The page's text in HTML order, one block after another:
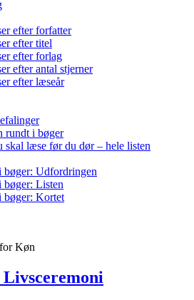
efter forfatter
efter titel
efter forlag
efter antal stjerner
efter læseår
rundt i bøger
skal læse før du dør – hele listen
bøger: Udfordringen
bøger: Listen
bøger: Kortet
Køn